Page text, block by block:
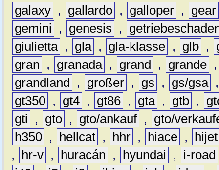
galaxy , gallardo , galloper ,
gear
gemini
, genesis ,
giulietta , gla , gla-klasse , glb ,
gran
, granada , grand , grande
grandland
, großer , gs , gs/gsa
gt350 , gt4 , gt86 , gta , gtb ,
gti
, gto , gto/ankauf ,
gto/
h350 , hellcat , hhr , hiace ,
hijet
,
hr-v , huracán , hyundai ,
i-road